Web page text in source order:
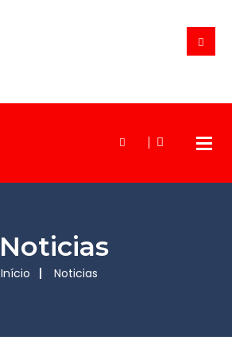
Noticias
Início Noticias